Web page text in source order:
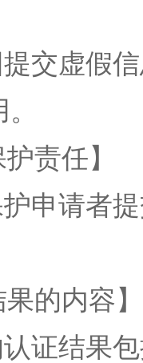
交虚假
责任】
申请者
的内容】
证结果